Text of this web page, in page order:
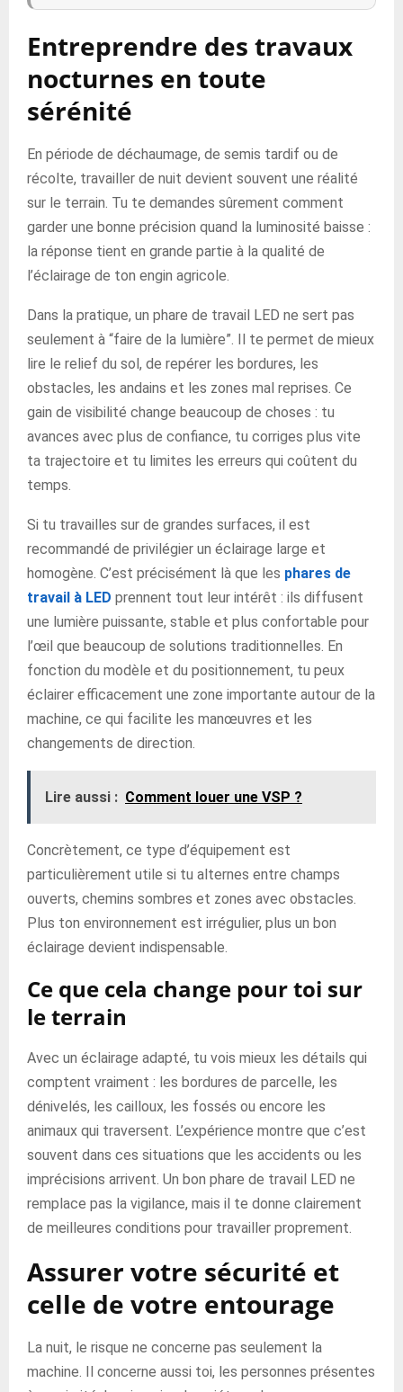
Entreprendre des travaux
nocturnes en toute
sérénité
En période de déchaumage, de semis tardif ou de
récolte, travailler de nuit devient souvent une réalité
sur le terrain. Tu te demandes sûrement comment
garder une bonne précision quand la luminosité baisse :
la réponse tient en grande partie à la qualité de
l’éclairage de ton engin agricole.
Dans la pratique, un phare de travail LED ne sert pas
seulement à “faire de la lumière”. Il te permet de mieux
lire le relief du sol, de repérer les bordures, les
obstacles, les andains et les zones mal reprises. Ce
gain de visibilité change beaucoup de choses : tu
avances avec plus de confiance, tu corriges plus vite
ta trajectoire et tu limites les erreurs qui coûtent du
temps.
Si tu travailles sur de grandes surfaces, il est
recommandé de privilégier un éclairage large et
homogène. C’est précisément là que les phares de
travail à LED prennent tout leur intérêt : ils diffusent
une lumière puissante, stable et plus confortable pour
l’œil que beaucoup de solutions traditionnelles. En
fonction du modèle et du positionnement, tu peux
éclairer efficacement une zone importante autour de la
machine, ce qui facilite les manœuvres et les
changements de direction.
Lire aussi : Comment louer une VSP ?
Concrètement, ce type d’équipement est
particulièrement utile si tu alternes entre champs
ouverts, chemins sombres et zones avec obstacles.
Plus ton environnement est irrégulier, plus un bon
éclairage devient indispensable.
Ce que cela change pour toi sur
le terrain
Avec un éclairage adapté, tu vois mieux les détails qui
comptent vraiment : les bordures de parcelle, les
dénivelés, les cailloux, les fossés ou encore les
animaux qui traversent. L’expérience montre que c’est
souvent dans ces situations que les accidents ou les
imprécisions arrivent. Un bon phare de travail LED ne
remplace pas la vigilance, mais il te donne clairement
de meilleures conditions pour travailler proprement.
Assurer votre sécurité et
celle de votre entourage
La nuit, le risque ne concerne pas seulement la
machine. Il concerne aussi toi, les personnes présentes